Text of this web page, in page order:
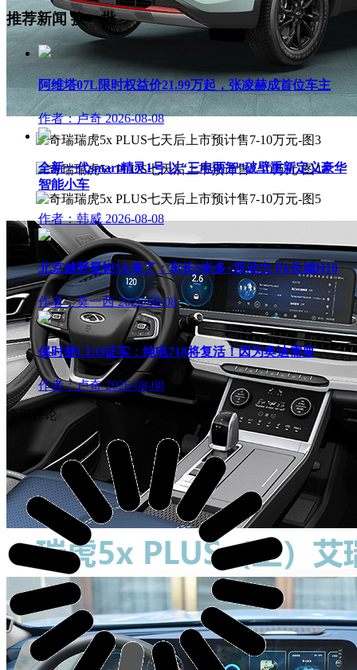
推荐新闻换一批
阿维塔07L限时权益价21.99万起，张凌赫成首位车主
作者：卢奇 2026-08-08
全新一代smart精灵1号 以“三电两智”破壁重新定义豪华
智能小车
作者：韩威 2026-08-08
北京越野星钽5X来了：车长5米多+双动力 Pk长城H10
作者：莫一西 2026-08-08
保时捷CEO证实：纯电718将复活！因为奥迪需要
作者：卢奇 2026-08-08
全部评论